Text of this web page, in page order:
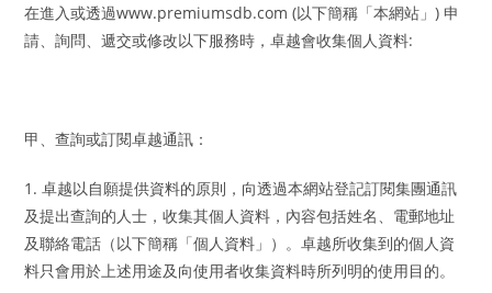
在進入或透過www.premiumsdb.com (以下簡稱「本網站」) 申
請、詢問、遞交或修改以下服務時，卓越會收集個人資料:
甲、查詢或訂閱卓越通訊：
1. 卓越以自願提供資料的原則，向透過本網站登記訂閱集團通訊
及提出查詢的人士，收集其個人資料，內容包括姓名、電郵地址
及聯絡電話（以下簡稱「個人資料」）。卓越所收集到的個人資
料只會用於上述用途及向使用者收集資料時所列明的使用目的。